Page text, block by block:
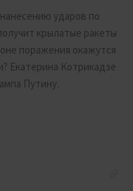
ударов по
крылатые ракеты
поражения окажутся
Екатерина Котрикадзе
Путину.